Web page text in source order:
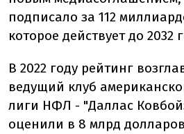
подписало за 112
которое действует до 2032
В 2022 году рейтинг
ведущий клуб
лиги НФЛ - "Даллас
оценили в 8 млрд